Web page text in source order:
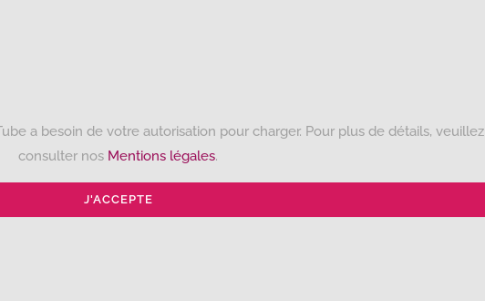
a besoin de votre autorisation pour charger. Pour plus de détails, veuillez
consulter nos Mentions légales.
J'ACCEPTE